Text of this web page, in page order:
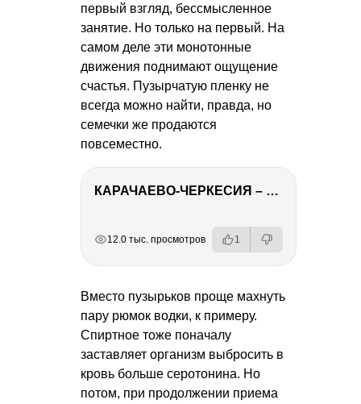
первый взгляд, бессмысленное
занятие. Но только на первый. На
самом деле эти монотонные
движения поднимают ощущение
счастья. Пузырчатую пленку не
всегда можно найти, правда, но
семечки же продаются
повсеместно.
КАРАЧАЕВО-ЧЕРКЕСИЯ – ПУТЕШЕСТВИЕ НА КАВКАЗ часть 2
12.0 тыс. просмотров 1
Вместо пузырьков проще махнуть
пару рюмок водки, к примеру.
Спиртное тоже поначалу
заставляет организм выбросить в
кровь больше серотонина. Но
потом, при продолжении приема